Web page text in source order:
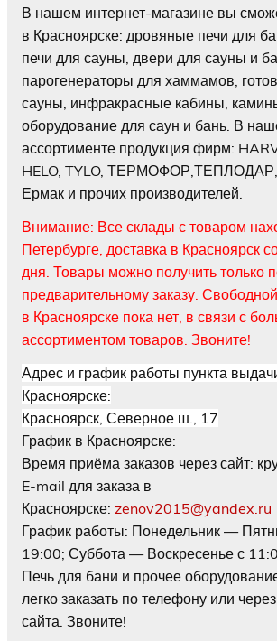
В нашем интернет-магазине вы
в Красноярске: дровяные печи для
печи для сауны, двери для сауны и
парогенераторы для хаммамов,
сауны, инфракрасные кабины,
оборудование для саун и бань. В
ассортименте продукция фирм:
HELO, TYLO, ТЕРМОФОР,ТЕПЛОДАР,
Ермак и прочих производителей.
Внимание: Все склады с товаром
Петербурге, доставка в Красноярск
дня. Товары можно получить только
предварительному заказу.
в Красноярске пока нет, в связи с
ассортиментом товаров. Звоните!
Адрес и график работы пункта
Красноярске:
Красноярск, Северное ш., 17
График в Красноярске:
Время приёма заказов через сайт:
E-mail для заказа в
Красноярске: zenov2015@yandex.ru
График работы: Понедельник —
19:00; Суббота — Воскресенье с
Печь для бани и прочее
легко заказать по телефону или
сайта. Звоните!